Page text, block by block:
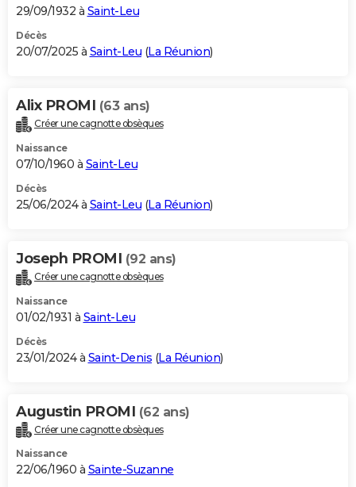
S'inscrire
Se connecter
Lycées
Collèges
Primaires
Universités
Entreprises
Service militaire
Avis de recherche
AVIS DE DÉCÈS
Bricolage
Lifestyle
Culture
Sport
Auto
Television
Voyage
Cinema
29/09/1932 à Saint-Leu
Décès
20/07/2025 à Saint-Leu (La Réunion)
Alix PROMI (63 ans)
Créer une cagnotte obsèques
Naissance
07/10/1960 à Saint-Leu
Décès
25/06/2024 à Saint-Leu (La Réunion)
Joseph PROMI (92 ans)
Créer une cagnotte obsèques
Naissance
01/02/1931 à Saint-Leu
Décès
23/01/2024 à Saint-Denis (La Réunion)
Augustin PROMI (62 ans)
Créer une cagnotte obsèques
Naissance
22/06/1960 à Sainte-Suzanne